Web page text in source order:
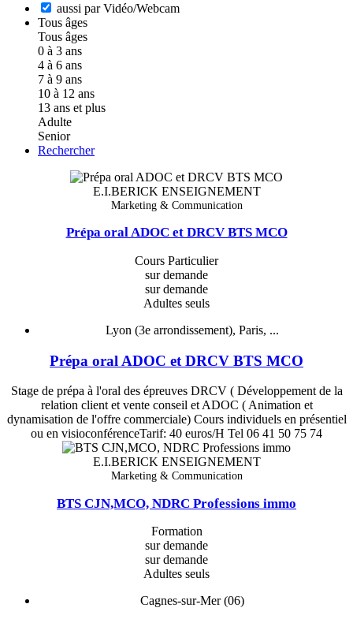
aussi par Vidéo/Webcam
Tous âges
Tous âges
0 à 3 ans
4 à 6 ans
7 à 9 ans
10 à 12 ans
13 ans et plus
Adulte
Senior
Rechercher
E.I.BERICK ENSEIGNEMENT
Marketing & Communication
Prépa oral ADOC et DRCV BTS MCO
Cours Particulier
sur demande
sur demande
Adultes seuls
Lyon (3e arrondissement), Paris, ...
Prépa oral ADOC et DRCV BTS MCO
Stage de prépa à l'oral des épreuves DRCV ( Développement de la
relation client et vente conseil et ADOC ( Animation et
dynamisation de l'offre commerciale) Cours individuels en présentiel
ou en visioconférenceTarif: 40 euros/H Tel 06 41 50 75 74
E.I.BERICK ENSEIGNEMENT
Marketing & Communication
BTS CJN,MCO, NDRC Professions immo
Formation
sur demande
sur demande
Adultes seuls
Cagnes-sur-Mer (06)